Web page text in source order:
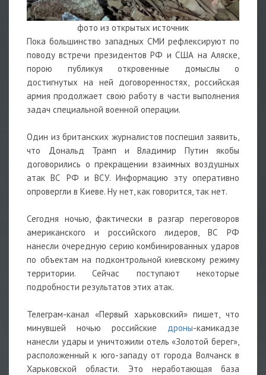
фото из открытых источник
Пока большинство западных СМИ рефлексируют по
поводу встречи президентов РФ и США на Аляске,
порою публикуя откровенные домыслы о
достигнутых на ней договоренностях, российская
армия продолжает свою работу в части выполнения
задач специальной военной операции.
Один из британских журналистов поспешил заявить,
что Дональд Трамп и Владимир Путин якобы
договорились о прекращении взаимных воздушных
атак ВС РФ и ВСУ. Информацию эту оперативно
опровергли в Киеве. Ну нет, как говорится, так нет.
Сегодня ночью, фактически в разгар переговоров
американского и российского лидеров, ВС РФ
нанесли очередную серию комбинированных ударов
по объектам на подконтрольной киевскому режиму
территории. Сейчас поступают некоторые
подробности результатов этих атак.
Телеграм-канал «Первый харьковский» пишет, что
минувшей ночью российские дроны-камикадзе
нанесли удары и уничтожили отель «Золотой берег»,
расположенный к юго-западу от города Волчанск в
Харьковской области. Это неработающая база